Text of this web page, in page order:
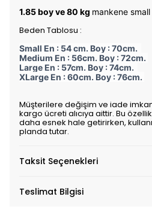
1.85 boy ve 80 kg mankene
Beden Tablosu :
Small En : 54 cm. Boy : 70cm.
Medium En : 56cm. Boy : 72cm.
Large En : 57cm. Boy : 74cm.
XLarge En : 60cm. Boy : 76cm.
Müşterilere değişim ve iade
kargo ücreti alıcıya aittir. Bu
daha esnek hale getirirken,
planda tutar.
Taksit Seçenekleri
Teslimat Bilgisi